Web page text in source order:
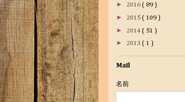
► 2016 ( 89 )
► 2015 ( 109 )
► 2014 ( 51 )
► 2013 ( 1 )
Mail
名前